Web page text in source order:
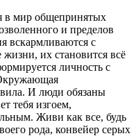
в мир общепринятых
и пределов
вскармливаются с
их становится всё
личность с
И люди обязаны
тебя изгоем,
Живи как все, будь
рода, конвейер серых